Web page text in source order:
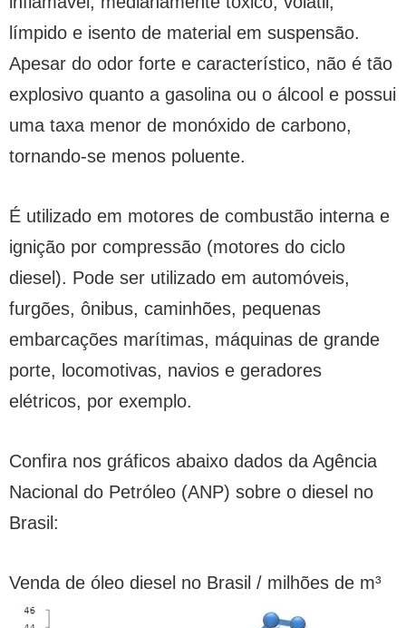
límpido e isento de material em suspensão.
Apesar do odor forte e característico, não é tão
explosivo quanto a gasolina ou o álcool e possui
uma taxa menor de monóxido de carbono,
tornando-se menos poluente.
É utilizado em motores de combustão interna e
ignição por compressão (motores do ciclo
diesel). Pode ser utilizado em automóveis,
furgões, ônibus, caminhões, pequenas
embarcações marítimas, máquinas de grande
porte, locomotivas, navios e geradores
elétricos, por exemplo.
Confira nos gráficos abaixo dados da Agência
Nacional do Petróleo (ANP) sobre o diesel no
Brasil:
Venda de óleo diesel no Brasil / milhões de m³